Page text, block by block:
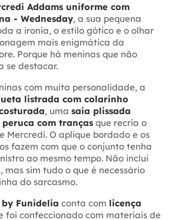
Addams uniforme com
- Wednesday, a sua pequena
a ironia, o estilo gótico e o olhar
mais enigmática da
Porque há meninas que não
se destacar.
com muita personalidade, a
listrada com colarinho
, uma saia plissada
peruca com tranças que recria o
Mercredi. O aplique bordado e os
fazem com que o conjunto tenha
ao mesmo tempo. Não inclui
mas sim tudo o que é necessário
do sarcasmo.
by Funidelia conta com licença
foi confeccionado com materiais de